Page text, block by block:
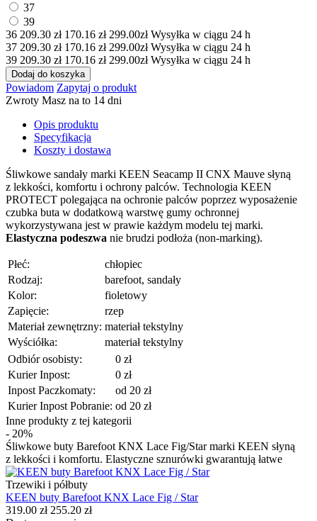
37
39
36 209.30 zł 170.16 zł 299.00zł Wysyłka w ciągu 24 h
37 209.30 zł 170.16 zł 299.00zł Wysyłka w ciągu 24 h
39 209.30 zł 170.16 zł 299.00zł Wysyłka w ciągu 24 h
Dodaj do koszyka
Powiadom Zapytaj o produkt
Zwroty Masz na to 14 dni
Opis produktu
Specyfikacja
Koszty i dostawa
Śliwkowe sandały marki KEEN Seacamp II CNX Mauve słyną
z lekkości, komfortu i ochrony palców. Technologia KEEN
PROTECT polegająca na ochronie palców poprzez wyposażenie
czubka buta w dodatkową warstwę gumy ochronnej
wykorzystywana jest w prawie każdym modelu tej marki.
Elastyczna podeszwa nie brudzi podłoża (non-marking).
Płeć:
chłopiec
Rodzaj:
barefoot, sandały
Kolor:
fioletowy
Zapięcie:
rzep
Materiał zewnętrzny: materiał tekstylny
Wyściółka:
materiał tekstylny
Odbiór osobisty:
0 zł
Kurier Inpost:
0 zł
Inpost Paczkomaty:
od 20 zł
Kurier Inpost Pobranie: od 20 zł
Inne produkty z tej kategorii
- 20%
Śliwkowe buty Barefoot KNX Lace Fig/Star marki KEEN słyną
z lekkości i komfortu. Elastyczne sznurówki gwarantują łatwe
Trzewiki i półbuty
KEEN buty Barefoot KNX Lace Fig / Star
319.00 zł 255.20 zł